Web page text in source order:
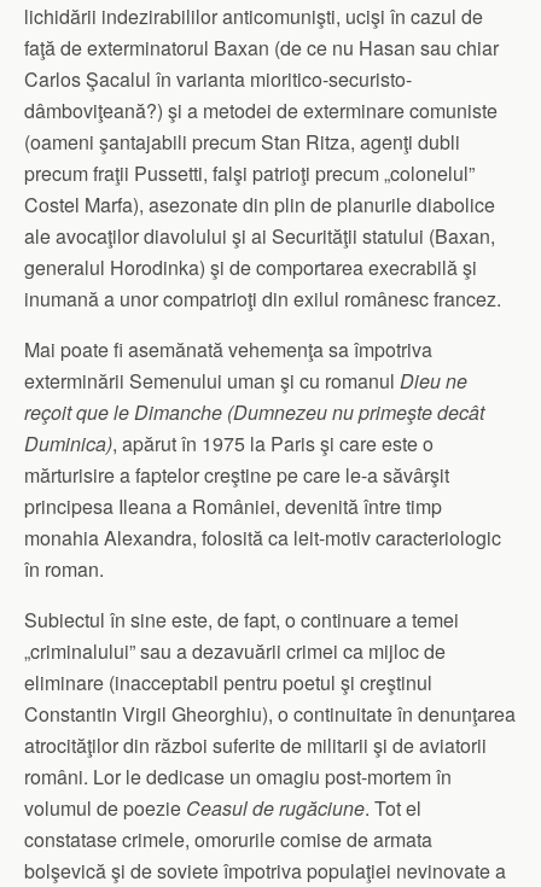
lichidării indezirabililor anticomunişti, ucişi în cazul de
faţă de exterminatorul Baxan (de ce nu Hasan sau chiar
Carlos Şacalul în varianta mioritico-securisto-
dâmboviţeană?) şi a metodei de exterminare comuniste
(oameni şantajabili precum Stan Ritza, agenţi dubli
precum fraţii Pussetti, falşi patrioţi precum „colonelul”
Costel Marfa), asezonate din plin de planurile diabolice
ale avocaţilor diavolului şi ai Securităţii statului (Baxan,
generalul Horodinka) şi de comportarea execrabilă şi
inumană a unor compatrioţi din exilul românesc francez.
Mai poate fi asemănată vehemenţa sa împotriva
exterminării Semenului uman şi cu romanul Dieu ne
reçoit que le Dimanche (Dumnezeu nu primeşte decât
Duminica), apărut în 1975 la Paris şi care este o
mărturisire a faptelor creştine pe care le-a săvârşit
principesa Ileana a României, devenită între timp
monahia Alexandra, folosită ca leit-motiv caracteriologic
în roman.
Subiectul în sine este, de fapt, o continuare a temei
„criminalului” sau a dezavuării crimei ca mijloc de
eliminare (inacceptabil pentru poetul şi creştinul
Constantin Virgil Gheorghiu), o continuitate în denunţarea
atrocităţilor din război suferite de militarii şi de aviatorii
români. Lor le dedicase un omagiu post-mortem în
volumul de poezie Ceasul de rugăciune. Tot el
constatase crimele, omorurile comise de armata
bolşevică şi de soviete împotriva populaţiei nevinovate a